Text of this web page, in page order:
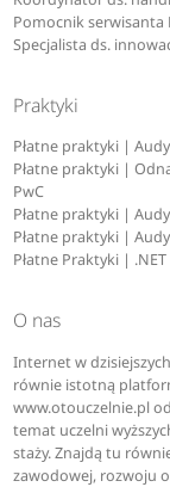
Pomocnik serwisanta
Specjalista ds.
Praktyki
Płatne praktyki |
Płatne praktyki |
PwC
Płatne praktyki |
Płatne praktyki |
Płatne Praktyki |
O nas
Internet w
równie istotną
www.otouczelnie.pl
temat uczelni
staży. Znajdą tu
zawodowej, rozwoju